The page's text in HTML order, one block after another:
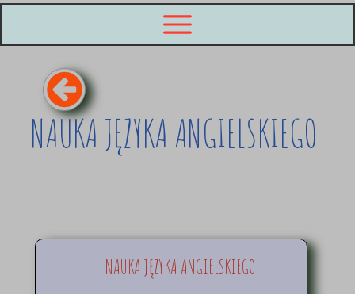
NAUKA JĘZYKA ANGIELSKIEGO
NAUKA JĘZYKA ANGIELSKIEGO